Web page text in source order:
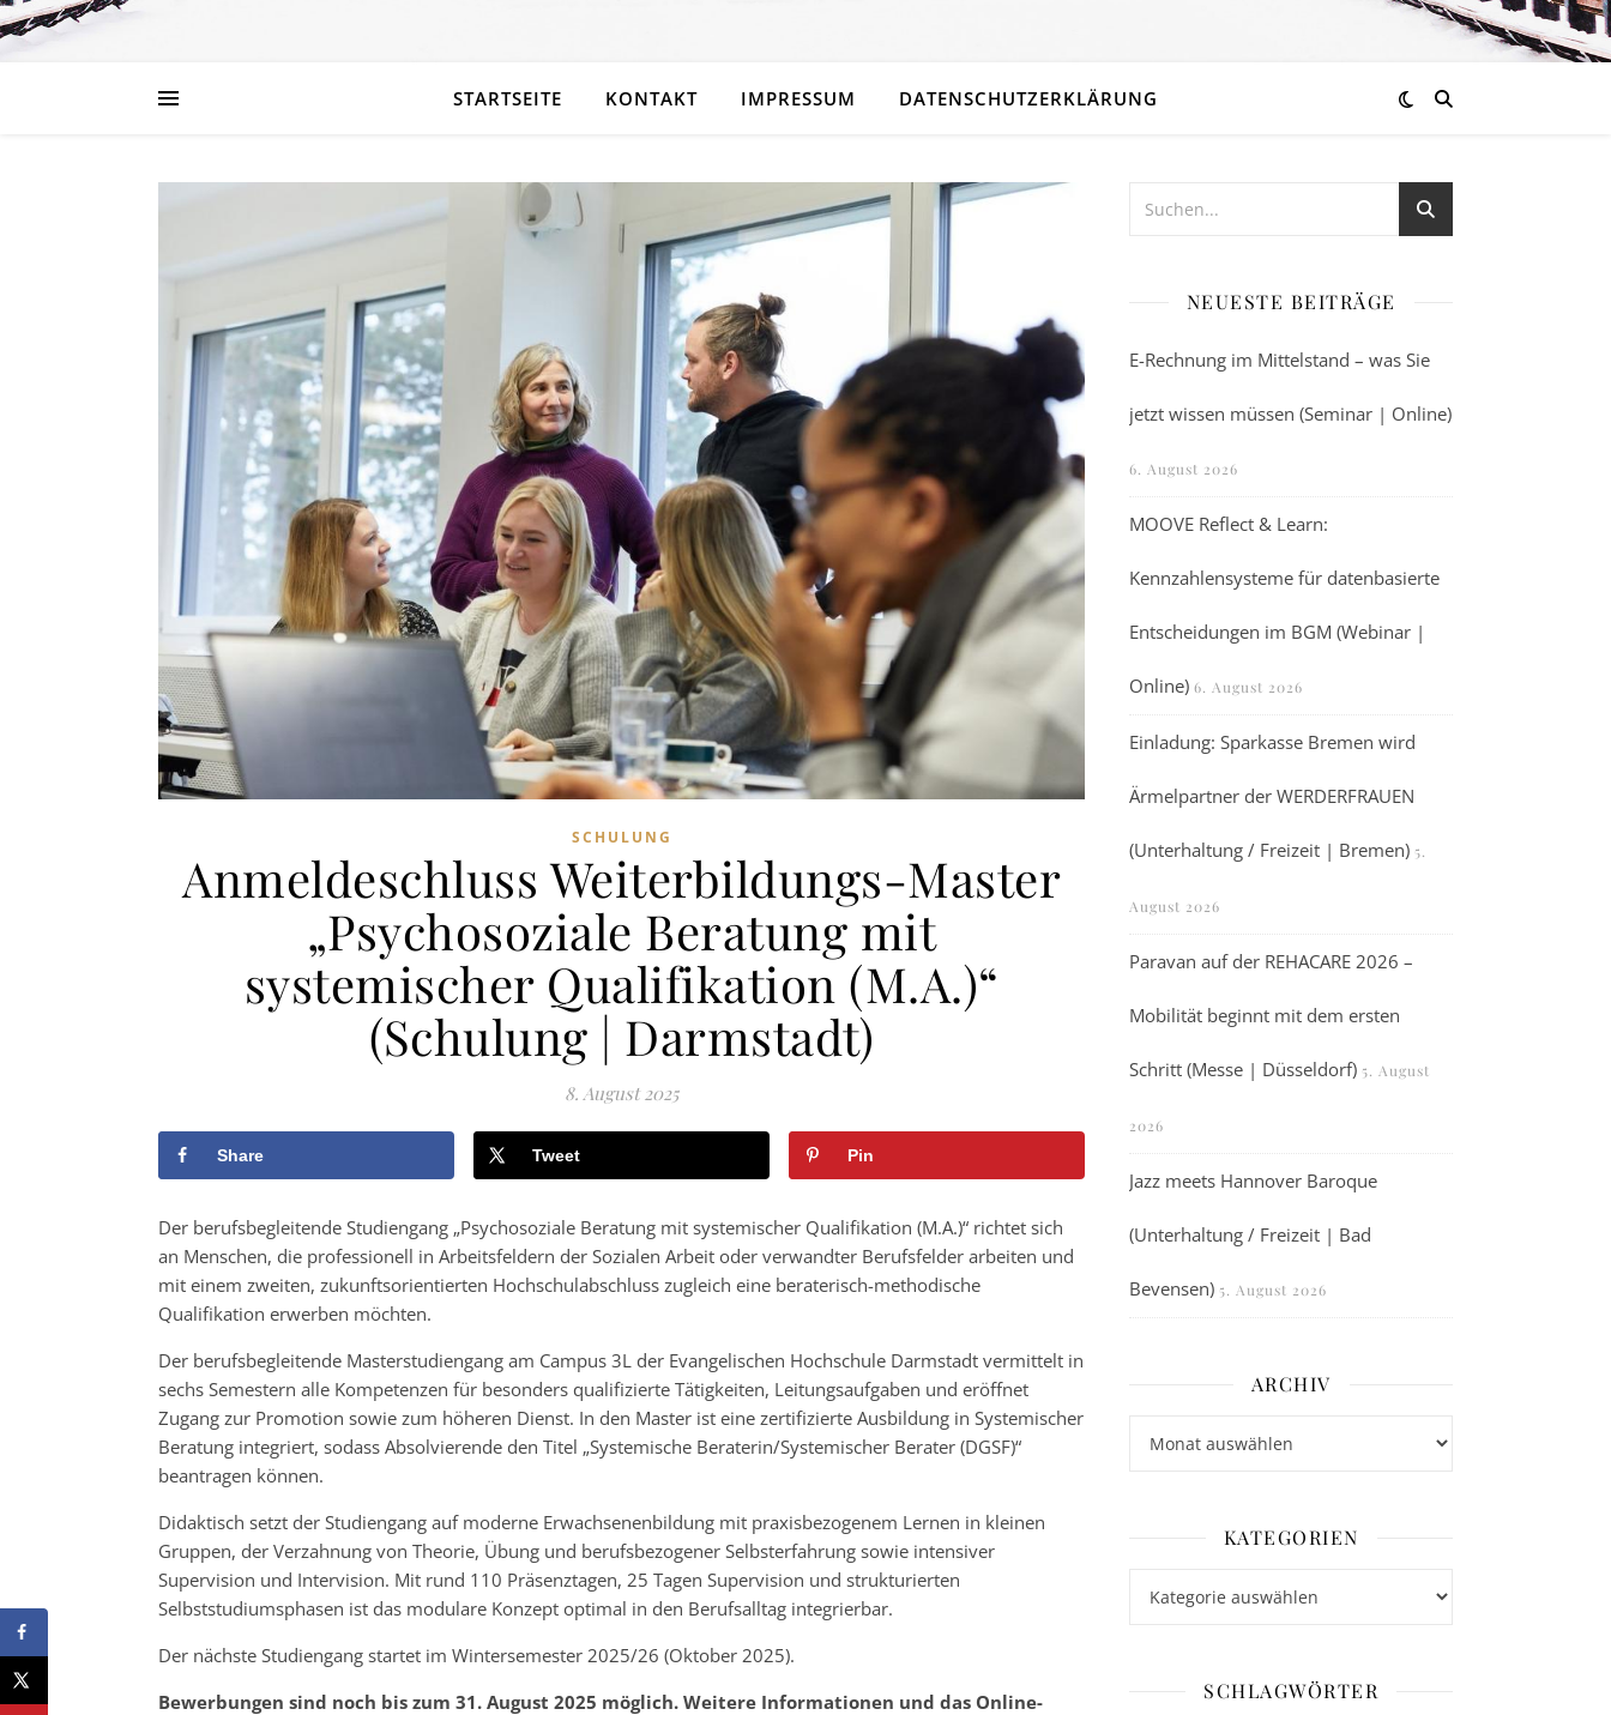
STARTSEITE KONTAKT IMPRESSUM DATENSCHUTZERKLÄRUNG
SCHULUNG
Anmeldeschluss Weiterbildungs-Master
„Psychosoziale Beratung mit
systemischer Qualifikation (M.A.)“
(Schulung | Darmstadt)
8. August 2025
Share Tweet Pin
Der berufsbegleitende Studiengang „Psychosoziale Beratung mit systemischer Qualifikation (M.A.)“ richtet sich
an Menschen, die professionell in Arbeitsfeldern der Sozialen Arbeit oder verwandter Berufsfelder arbeiten und
mit einem zweiten, zukunftsorientierten Hochschulabschluss zugleich eine beraterisch-methodische
Qualifikation erwerben möchten.
Der berufsbegleitende Masterstudiengang am Campus 3L der Evangelischen Hochschule Darmstadt vermittelt in
sechs Semestern alle Kompetenzen für besonders qualifizierte Tätigkeiten, Leitungsaufgaben und eröffnet
Zugang zur Promotion sowie zum höheren Dienst. In den Master ist eine zertifizierte Ausbildung in Systemischer
Beratung integriert, sodass Absolvierende den Titel „Systemische Beraterin/Systemischer Berater (DGSF)“
beantragen können.
Didaktisch setzt der Studiengang auf moderne Erwachsenenbildung mit praxisbezogenem Lernen in kleinen
Gruppen, der Verzahnung von Theorie, Übung und berufsbezogener Selbsterfahrung sowie intensiver
Supervision und Intervision. Mit rund 110 Präsenztagen, 25 Tagen Supervision und strukturierten
Selbststudiumsphasen ist das modulare Konzept optimal in den Berufsalltag integrierbar.
Der nächste Studiengang startet im Wintersemester 2025/26 (Oktober 2025).
Bewerbungen sind noch bis zum 31. August 2025 möglich. Weitere Informationen und das Online-
NEUESTE BEITRÄGE
E-Rechnung im Mittelstand – was Sie
jetzt wissen müssen (Seminar | Online)
6. August 2026
MOOVE Reflect & Learn:
Kennzahlensysteme für datenbasierte
Entscheidungen im BGM (Webinar |
Online) 6. August 2026
Einladung: Sparkasse Bremen wird
Ärmelpartner der WERDERFRAUEN
(Unterhaltung / Freizeit | Bremen) 5.
August 2026
Paravan auf der REHACARE 2026 –
Mobilität beginnt mit dem ersten
Schritt (Messe | Düsseldorf) 5. August
2026
Jazz meets Hannover Baroque
(Unterhaltung / Freizeit | Bad
Bevensen) 5. August 2026
ARCHIV
KATEGORIEN
SCHLAGWÖRTER